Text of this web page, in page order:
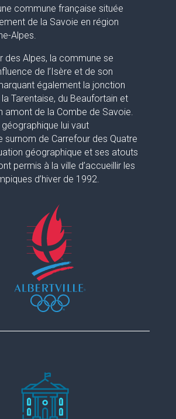
commune française située
de la Savoie en région
Alpes.
des Alpes, la commune se
de l’Isère et de son
également la jonction
Tarentaise, du Beaufortain et
amont de la Combe de Savoie.
lui vaut
surnom de Carrefour des Quatre
géographique et ses atouts
permis à la ville d’accueillir les
d’hiver de 1992.